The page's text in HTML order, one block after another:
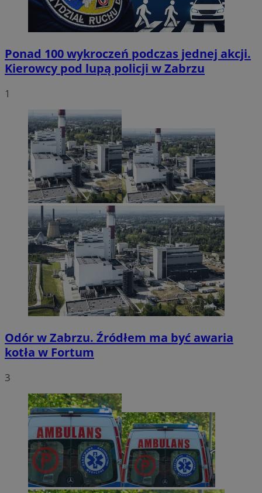
Ponad 100 wykroczeń podczas jednej akcji.
Kierowcy pod lupą policji w Zabrzu
1
Odór w Zabrzu. Źródłem ma być awaria
kotła w Fortum
3